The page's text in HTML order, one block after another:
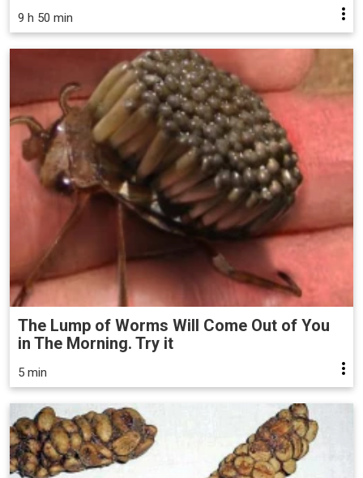
9 h 50 min
The Lump of Worms Will Come Out of You
in The Morning. Try it
5 min